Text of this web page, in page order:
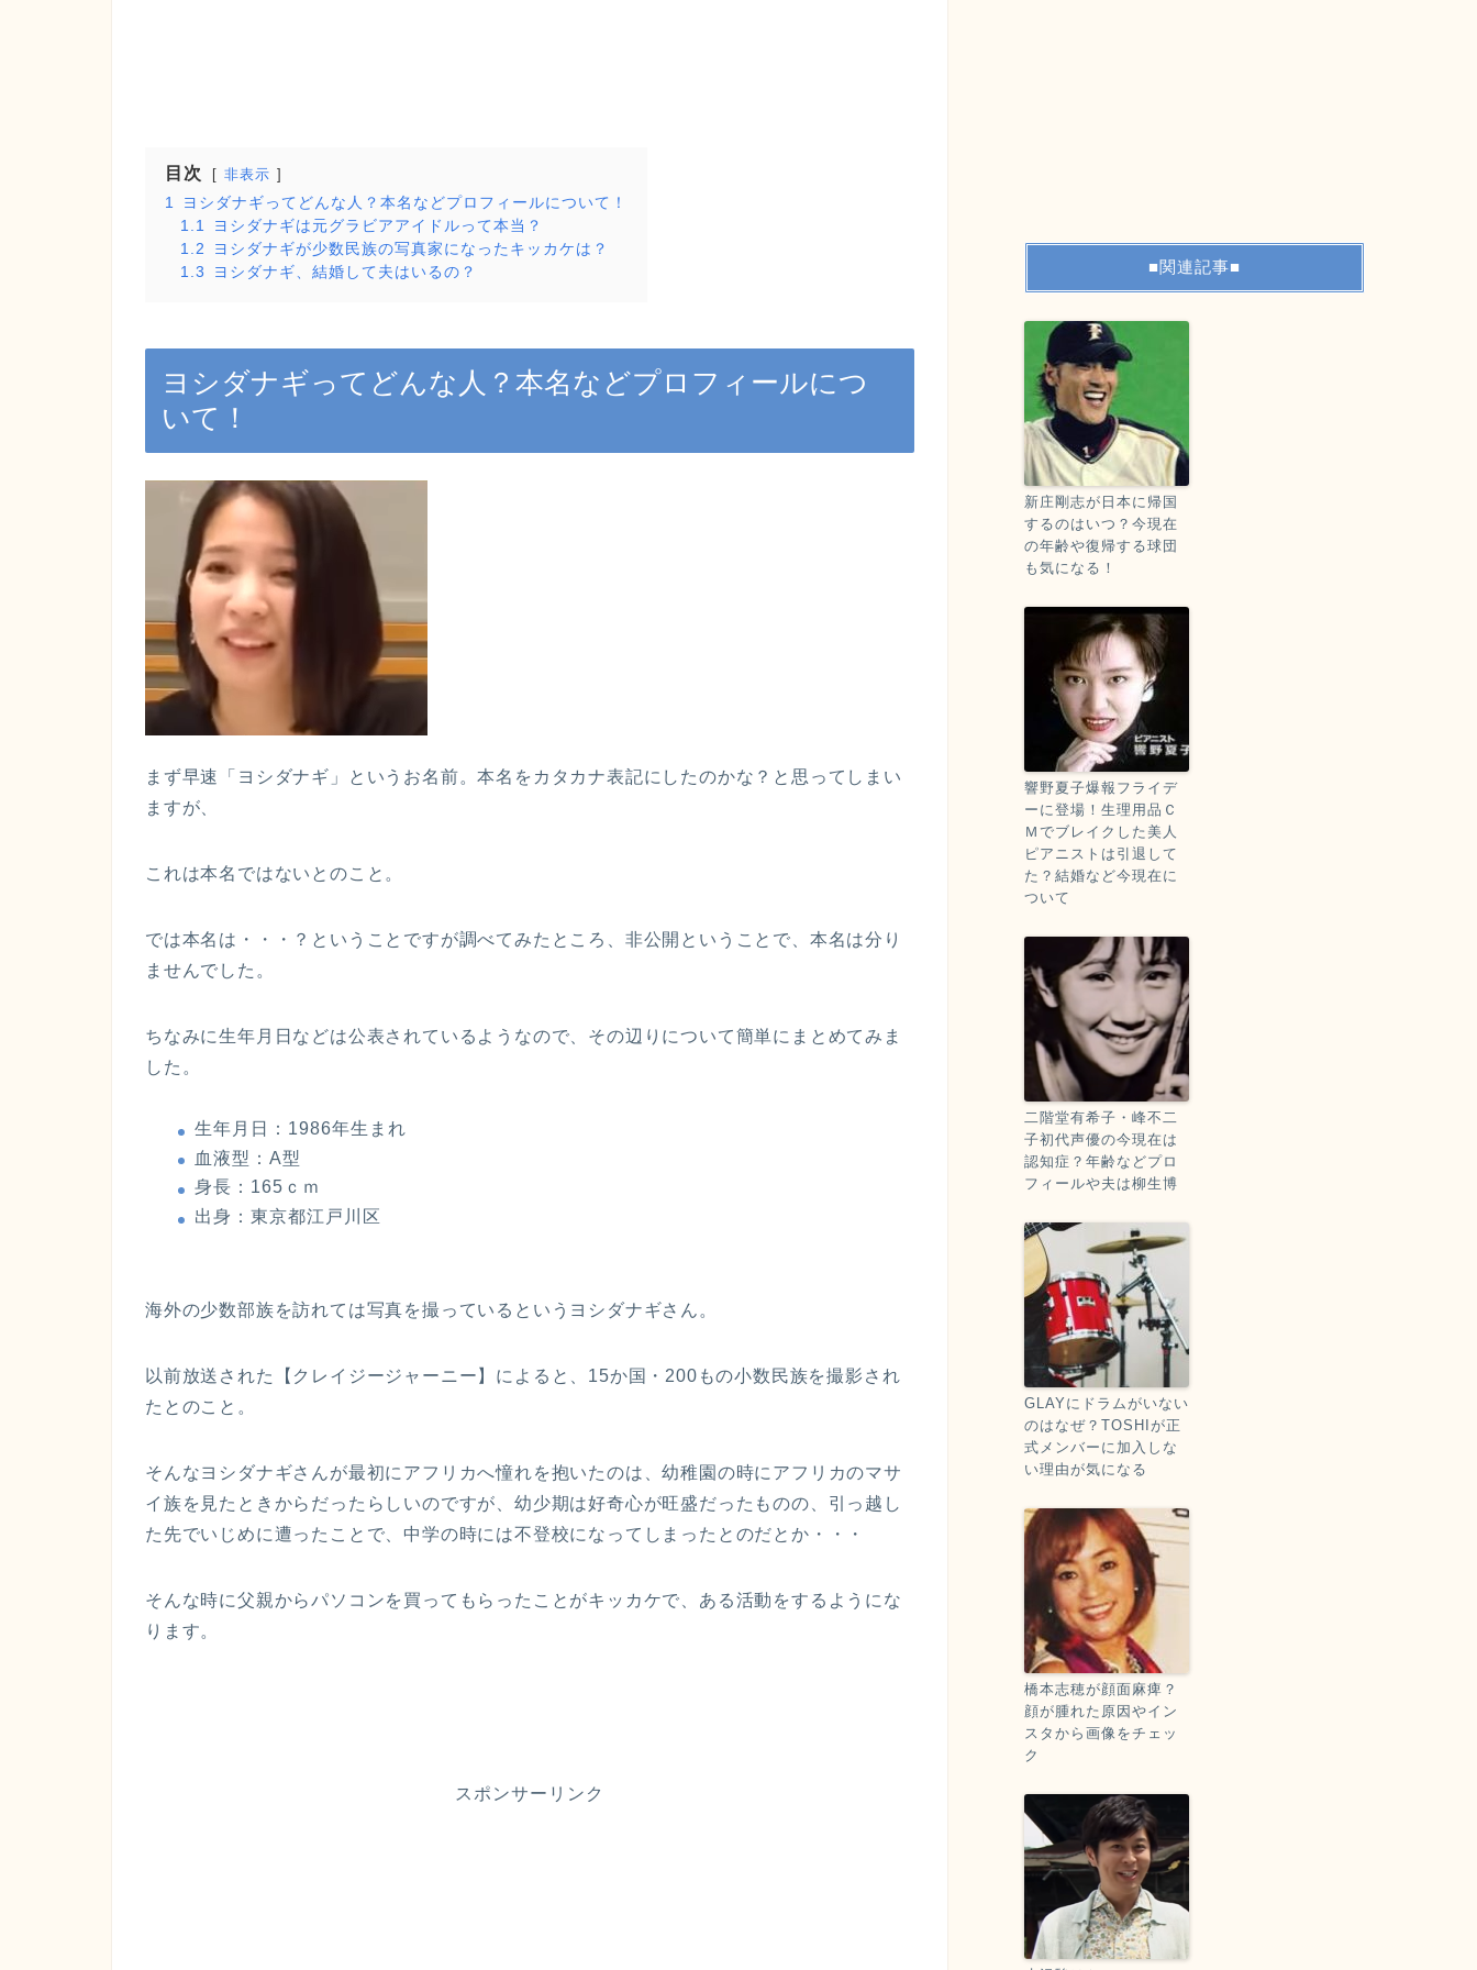
目次 非表示
1
ヨシダナギってどんな人？本名などプロフィールについて！
1.1
ヨシダナギは元グラビアアイドルって本当？
1.2
ヨシダナギが少数民族の写真家になったキッカケは？
1.3
ヨシダナギ、結婚して夫はいるの？
ヨシダナギってどんな人？本名などプロフィールにつ
いて！
まず早速「ヨシダナギ」というお名前。本名をカタカナ表記にしたのかな？と思ってしまい
ますが、
これは本名ではない とのこと。
では本名は・・・？ということですが調べてみたところ、 非公開 ということで、本名は分り
ませんでした。
ちなみに生年月日などは公表されているようなので、その辺りについて簡単にまとめてみま
した。
生年月日：1986年生まれ
血液型：A型
身長：165ｃｍ
出身：東京都江戸川区
海外の少数部族を訪れては写真を撮っているというヨシダナギさん。
以前放送された【クレイジージャーニー】によると、15か国・200もの小数民族を撮影され
たとのこと。
そんなヨシダナギさんが最初にアフリカへ憧れを抱いたのは、幼稚園の時にアフリカのマサ
イ族を見たときからだったらしいのですが、幼少期は好奇心が旺盛だったものの、引っ越し
た先でいじめに遭ったことで、中学の時には不登校になってしまったとのだとか・・・
そんな時に父親からパソコンを買ってもらったことがキッカケで、ある活動をするようにな
ります。
スポンサーリンク
■関連記事■
新庄剛志が日本に帰国
するのはいつ？今現在
の年齢や復帰する球団
も気になる！
響野夏子爆報フライデ
ーに登場！生理用品Ｃ
Ｍでブレイクした美人
ピアニストは引退して
た？結婚など今現在に
ついて
二階堂有希子・峰不二
子初代声優の今現在は
認知症？年齢などプロ
フィールや夫は柳生博
GLAYにドラムがいない
のはなぜ？TOSHIが正
式メンバーに加入しな
い理由が気になる
橋本志穂が顔面麻痺？
顔が腫れた原因やイン
スタから画像をチェッ
ク